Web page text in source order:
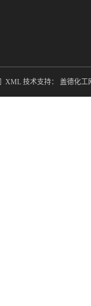
XML 技术支持： 盖德化工